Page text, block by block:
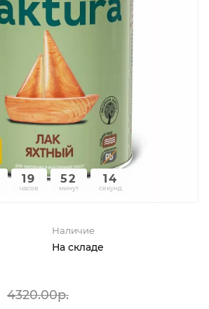
19
часов
52
минут
13
секунд
Наличие
На складе
4320.00р.